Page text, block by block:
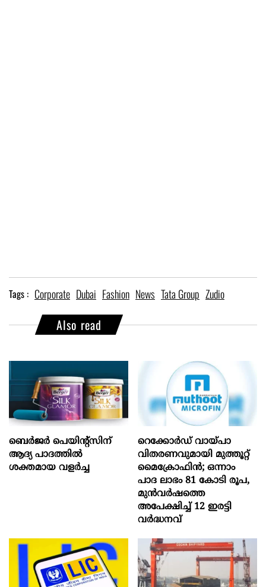
Tags : Corporate Dubai Fashion News Tata Group Zudio
Also read
ബെർജർ പെയിന്റ്സിന്
ആദ്യ പാദത്തിൽ
ശക്തമായ വളർച്ച
റെക്കോർഡ് വായ്പാ
വിതരണവുമായി മുത്തൂറ്റ്
മൈക്രോഫിൻ; ഒന്നാം
പാദ ലാഭം 81 കോടി രൂപ,
മുൻവർഷത്തെ
അപേക്ഷിച്ച് 12 ഇരട്ടി
വർദ്ധനവ്